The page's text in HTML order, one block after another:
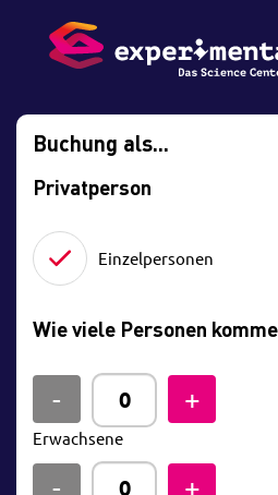
Buchung als...
Privatperson
Einzelpersonen
Wie viele Personen
Erwachsene